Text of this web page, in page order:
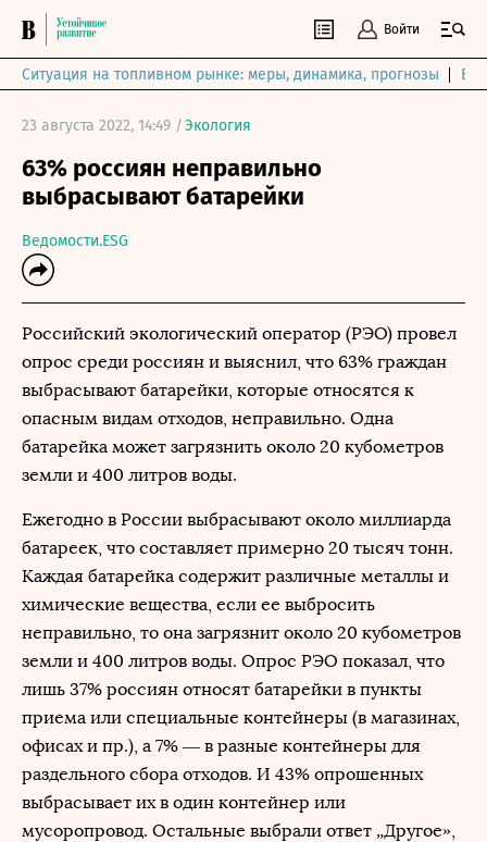
Войти
Ситуация на топливном рынке: меры, динамика, прогнозы
23 августа 2022, 14:49 /Экология
63% россиян неправильно
выбрасывают батарейки
Ведомости.ESG
Российский экологический оператор (РЭО) провел
опрос среди россиян и выяснил, что 63% граждан
выбрасывают батарейки, которые относятся к
опасным видам отходов, неправильно. Одна
батарейка может загрязнить около 20 кубометров
земли и 400 литров воды.
Ежегодно в России выбрасывают около миллиарда
батареек, что составляет примерно 20 тысяч тонн.
Каждая батарейка содержит различные металлы и
химические вещества, если ее выбросить
неправильно, то она загрязнит около 20 кубометров
земли и 400 литров воды. Опрос РЭО показал, что
лишь 37% россиян относят батарейки в пункты
приема или специальные контейнеры (в магазинах,
офисах и пр.), а 7% — в разные контейнеры для
раздельного сбора отходов. И 43% опрошенных
выбрасывает их в один контейнер или
мусоропровод. Остальные выбрали ответ „Другое»,